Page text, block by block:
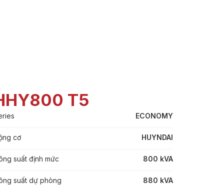
T5
ECONOMY
cơ HUYNDAI
suất định mức 800 kVA
suất dự phòng 880 kVA